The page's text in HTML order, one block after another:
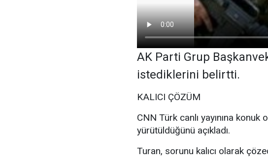
AK Parti Grup
istediklerini belirtti.
KALICI ÇÖZÜM
CNN Türk canlı yayınına
yürütüldüğünü açıkladı.
Turan, sorunu kalıcı olarak